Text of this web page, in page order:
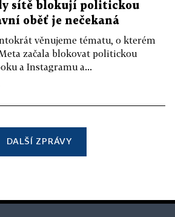
sítě blokují politickou
oběť je nečekaná
věnujeme tématu, o kterém
začala blokovat politickou
a Instagramu a...
DALŠÍ ZPRÁVY